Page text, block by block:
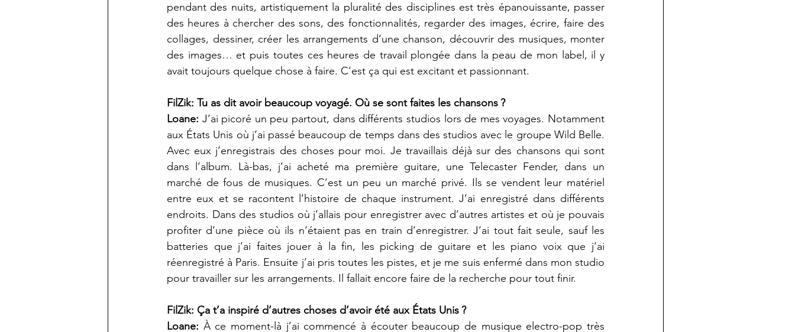
pendant des nuits, artistiquement la pluralité des disciplines est très épanouissante, passer
des heures à chercher des sons, des fonctionnalités, regarder des images, écrire, faire des
collages, dessiner, créer les arrangements d’une chanson, découvrir des musiques, monter
des images… et puis toutes ces heures de travail plongée dans la peau de mon label, il y
avait toujours quelque chose à faire. C’est ça qui est excitant et passionnant.
FilZik: Tu as dit avoir beaucoup voyagé. Où se sont faites les chansons ?
Loane: J’ai picoré un peu partout, dans différents studios lors de mes voyages. Notamment
aux États Unis où j’ai passé beaucoup de temps dans des studios avec le groupe Wild Belle.
Avec eux j’enregistrais des choses pour moi. Je travaillais déjà sur des chansons qui sont
dans l’album. Là-bas, j’ai acheté ma première guitare, une Telecaster Fender, dans un
marché de fous de musiques. C’est un peu un marché privé. Ils se vendent leur matériel
entre eux et se racontent l’histoire de chaque instrument. J’ai enregistré dans différents
endroits. Dans des studios où j’allais pour enregistrer avec d’autres artistes et où je pouvais
profiter d’une pièce où ils n’étaient pas en train d’enregistrer. J’ai tout fait seule, sauf les
batteries que j’ai faites jouer à la fin, les picking de guitare et les piano voix que j’ai
réenregistré à Paris. Ensuite j’ai pris toutes les pistes, et je me suis enfermé dans mon studio
pour travailler sur les arrangements. Il fallait encore faire de la recherche pour tout finir.
FilZik: Ça t’a inspiré d’autres choses d’avoir été aux États Unis ?
Loane: À ce moment-là j’ai commencé à écouter beaucoup de musique electro-pop très